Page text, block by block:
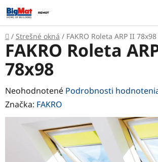
Prejsť
na
obsah
Domov
/ Strešné okná / FAKRO Roleta ARP II 78x98
FAKRO Roleta
78x98
Priemerné
hodnotenie
produktu
Neohodnotené Podrobnosti
Značka: FAKRO